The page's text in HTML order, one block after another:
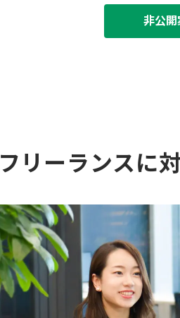
非公
フリーランスに